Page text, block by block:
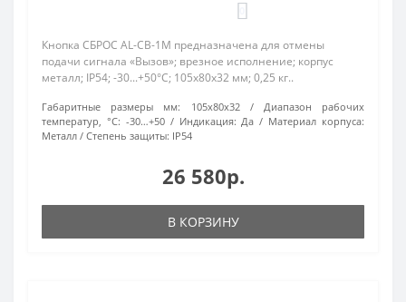
Кнопка СБРОС AL-CB-1M предназначена для отмены
подачи сигнала «Вызов»; врезное исполнение; корпус
металл; IP54; -30...+50°C; 105х80х32 мм; 0,25 кг..
Габаритные размеры мм: 105х80х32
Диапазон рабочих
температур, °С: -30…+50 Индикация: Да
Материал корпуса:
Металл
Степень защиты: IP54
26 580р.
В КОРЗИНУ